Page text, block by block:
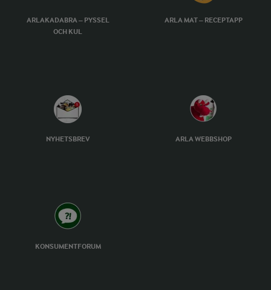
ARLAKADABRA – PYSSEL
OCH KUL
ARLA MAT – RECEPTAPP
NYHETSBREV ARLA WEBBSHOP
KONSUMENTFORUM